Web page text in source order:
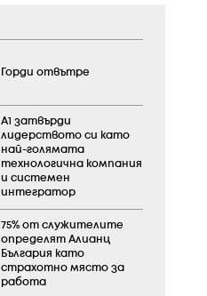
Горди отвътре
А1 затвърди
лидерството си като
най-голямата
технологична компания
и системен
интегратор
75% от служителите
определят Алианц
България като
страхотно място за
работа